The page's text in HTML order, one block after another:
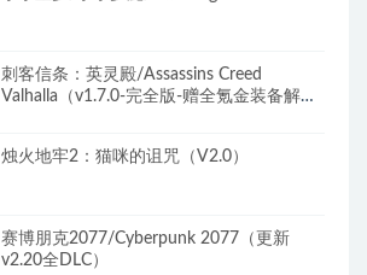
刺客信条：英灵殿/Assassins Creed
Valhalla（v1.7.0-完全版-赠全氪金装备解
烛火地牢2：猫咪的诅咒（V2.0）
赛博朋克2077/Cyberpunk 2077（更新
v2.20全DLC）